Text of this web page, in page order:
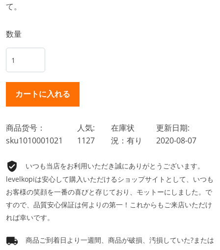
て。
数量
商品货号：
sku1010001021
人気:
1127
在庫状
況：有り
更新日期:
2020-08-07
いつも当店をお利用いただき誠にありがとうございます。
levelkopiは安心して購入いただけるショップサイトとして、いつも
お客様の笑顔を一番の喜びと存じており、モットーにしました。で
すので、品質安心保証は何よりの第一！これからもご来店いただけ
れば幸いです。
商品ご到着日より一週間、商品が破損、汚損していた?または